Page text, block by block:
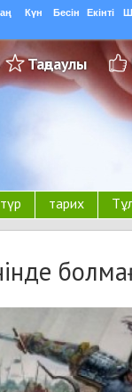
Күн Бесін Екінті
Таңдаулы
тарих